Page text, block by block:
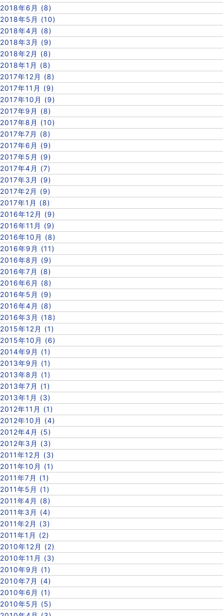
2018年6月 (8)
2018年5月 (10)
2018年4月 (8)
2018年3月 (9)
2018年2月 (8)
2018年1月 (8)
2017年12月 (8)
2017年11月 (9)
2017年10月 (9)
2017年9月 (8)
2017年8月 (10)
2017年7月 (8)
2017年6月 (9)
2017年5月 (9)
2017年4月 (7)
2017年3月 (9)
2017年2月 (9)
2017年1月 (8)
2016年12月 (9)
2016年11月 (9)
2016年10月 (8)
2016年9月 (11)
2016年8月 (9)
2016年7月 (8)
2016年6月 (8)
2016年5月 (9)
2016年4月 (8)
2016年3月 (18)
2015年12月 (1)
2015年10月 (6)
2014年9月 (1)
2013年9月 (1)
2013年8月 (1)
2013年7月 (1)
2013年1月 (3)
2012年11月 (1)
2012年10月 (4)
2012年4月 (5)
2012年3月 (3)
2011年12月 (3)
2011年10月 (1)
2011年7月 (1)
2011年5月 (1)
2011年4月 (8)
2011年3月 (4)
2011年2月 (3)
2011年1月 (2)
2010年12月 (2)
2010年11月 (3)
2010年9月 (1)
2010年7月 (4)
2010年6月 (1)
2010年5月 (5)